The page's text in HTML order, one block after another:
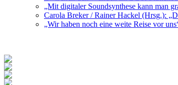
„Mit digitaler Soundsynthese kann man
Carola Breker / Rainer Hackel (Hrsg.):
„Wir haben noch eine weite Reise vor